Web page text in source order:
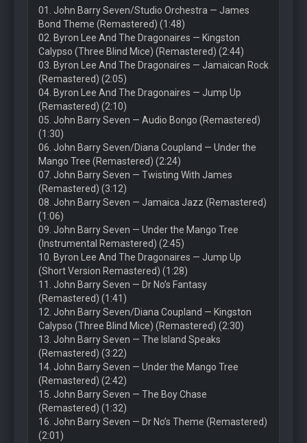
01. John Barry Seven/Studio Orchestra — James
Bond Theme (Remastered) (1:48)
02. Byron Lee And The Dragonaires — Kingston
Calypso (Three Blind Mice) (Remastered) (2:44)
03. Byron Lee And The Dragonaires — Jamaican Rock
(Remastered) (2:05)
04. Byron Lee And The Dragonaires — Jump Up
(Remastered) (2:10)
05. John Barry Seven — Audio Bongo (Remastered)
(1:30)
06. John Barry Seven/Diana Coupland — Under the
Mango Tree (Remastered) (2:24)
07. John Barry Seven — Twisting With James
(Remastered) (3:12)
08. John Barry Seven — Jamaica Jazz (Remastered)
(1:06)
09. John Barry Seven — Under the Mango Tree
(Instrumental Remastered) (2:45)
10. Byron Lee And The Dragonaires — Jump Up
(Short Version Remastered) (1:28)
11. John Barry Seven — Dr No’s Fantasy
(Remastered) (1:41)
12. John Barry Seven/Diana Coupland — Kingston
Calypso (Three Blind Mice) (Remastered) (2:30)
13. John Barry Seven — The Island Speaks
(Remastered) (3:22)
14. John Barry Seven — Under the Mango Tree
(Remastered) (2:42)
15. John Barry Seven — The Boy Chase
(Remastered) (1:32)
16. John Barry Seven — Dr No’s Theme (Remastered)
(2:01)